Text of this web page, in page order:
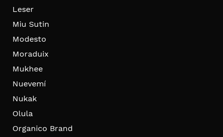
Leser
Miu Sutin
Modesto
Moraduix
Mukhee
Nuevemí
Nukak
Olula
Organico Brand